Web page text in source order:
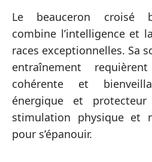
Le beauceron croisé
combine l’intelligence et
races exceptionnelles. Sa
entraînement
cohérente et
énergique et
stimulation physique et
pour s’épanouir.